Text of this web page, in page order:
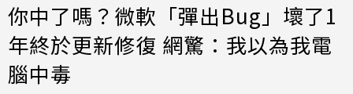
你中了嗎？微軟「彈出Bug」壞了1
年終於更新修復 網驚：我以為我電
腦中毒